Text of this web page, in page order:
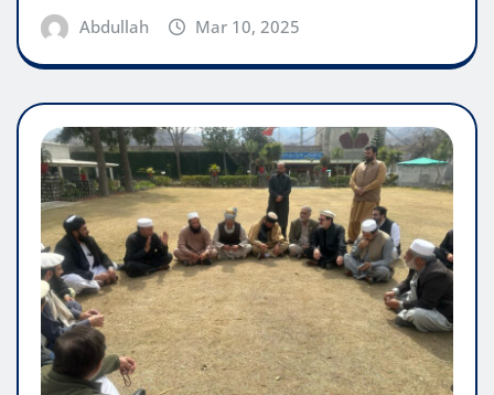
Abdullah Mar 10, 2025